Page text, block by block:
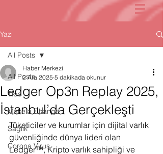
Yazı
All Posts
Tips
Make a Change
Sağlık
Corona Virus
All Posts
Ledger Op3n Replay 2025,
İstanbul’da Gerçekleşti
Haber Merkezi
2 Ara 2025 5 dakikada okunur
Tüketiciler ve kurumlar için dijital varlık
güvenliğinde dünya lideri olan
Ledger™, Kripto varlık sahipliği ve